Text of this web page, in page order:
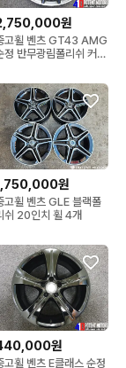
원
고휠 벤츠 GT43 AMG
정 반무광림폴리쉬 커스
원
고휠 벤츠 GLE 블랙폴
쉬 20인치 휠 4개
원
고휠 벤츠 E클래스 순정